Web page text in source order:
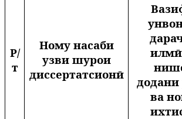
Р/
т
Ному насаби
узви шурои
диссертатсионӣ
додани
ва